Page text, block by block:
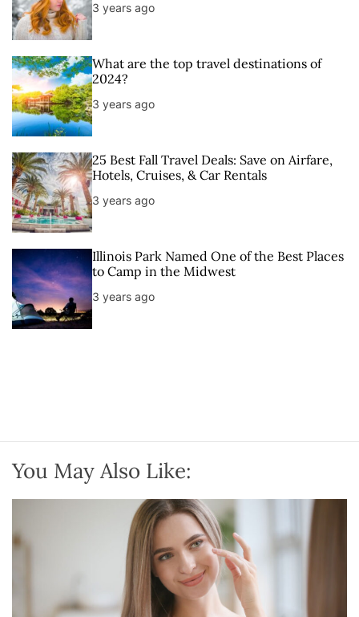
3 years ago
What are the top travel destinations of
2024?
3 years ago
25 Best Fall Travel Deals: Save on Airfare,
Hotels, Cruises, & Car Rentals
3 years ago
Illinois Park Named One of the Best Places
to Camp in the Midwest
3 years ago
You May Also Like: